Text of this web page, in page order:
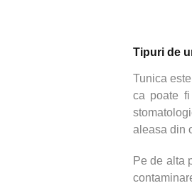
Tipuri de
Tunica
ca poate fi
aleasa din
Pe de alta